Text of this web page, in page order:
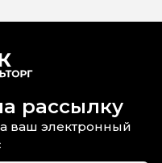
рассылку
ваш электронный